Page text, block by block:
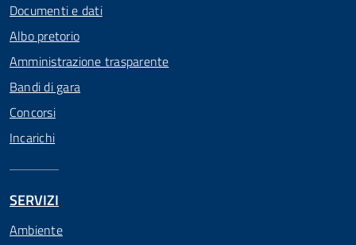
Documenti e dati
Albo pretorio
Amministrazione trasparente
Bandi di gara
Concorsi
Incarichi
SERVIZI
Ambiente